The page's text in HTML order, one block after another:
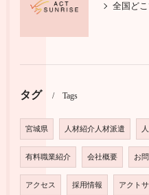
全国どこでも活躍する施工
タグ Tags
宮城県 人材紹介人材派遣
有料職業紹介 会社概要 お
アクセス 採用情報 アクト